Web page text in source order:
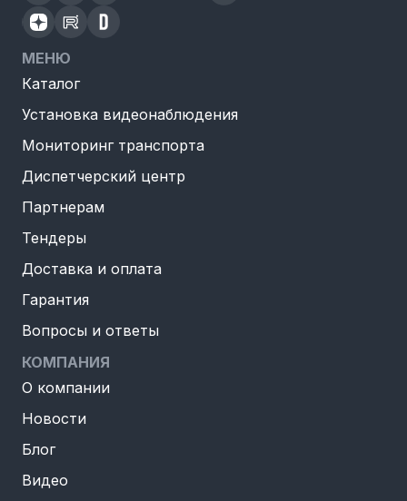
МЕНЮ
Каталог
Установка видеонаблюдения
Мониторинг транспорта
Диспетчерский центр
Партнерам
Тендеры
Доставка и оплата
Гарантия
Вопросы и ответы
КОМПАНИЯ
О компании
Новости
Блог
Видео